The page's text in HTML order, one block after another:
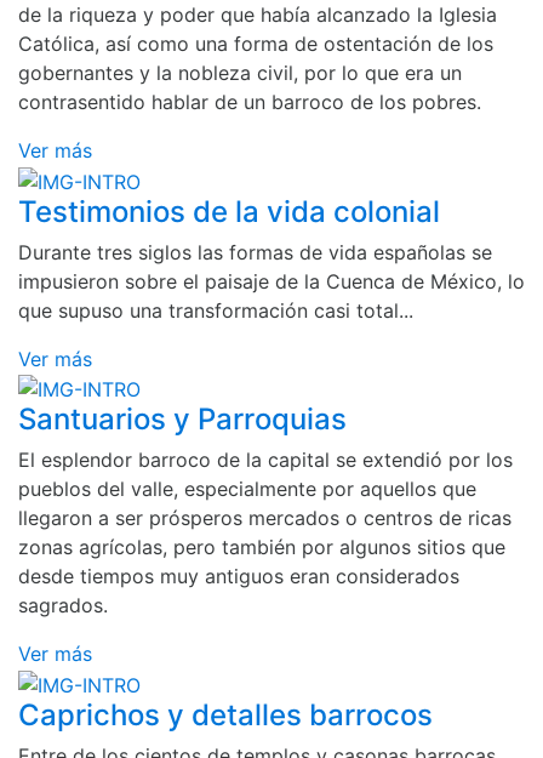
de la riqueza y poder que había alcanzado la Iglesia
Católica, así como una forma de ostentación de los
gobernantes y la nobleza civil, por lo que era un
contrasentido hablar de un barroco de los pobres.
Ver más
Testimonios de la vida colonial
Durante tres siglos las formas de vida españolas se
impusieron sobre el paisaje de la Cuenca de México, lo
que supuso una transformación casi total...
Ver más
Santuarios y Parroquias
El esplendor barroco de la capital se extendió por los
pueblos del valle, especialmente por aquellos que
llegaron a ser prósperos mercados o centros de ricas
zonas agrícolas, pero también por algunos sitios que
desde tiempos muy antiguos eran considerados
sagrados.
Ver más
Caprichos y detalles barrocos